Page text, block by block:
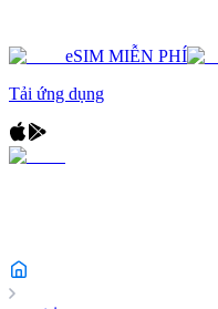
eSIM MIỄN PHÍ
Tải ứng dụng